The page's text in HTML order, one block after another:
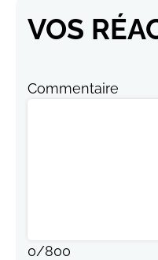
VOS
Commentaire
0/800